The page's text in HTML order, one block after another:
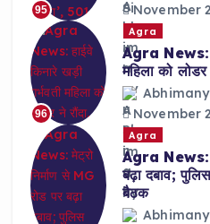
95
November
96
Agra
Agra News:
महिला को
November
Agra
Agra News:
बढ़ा दबाव;
बैठक